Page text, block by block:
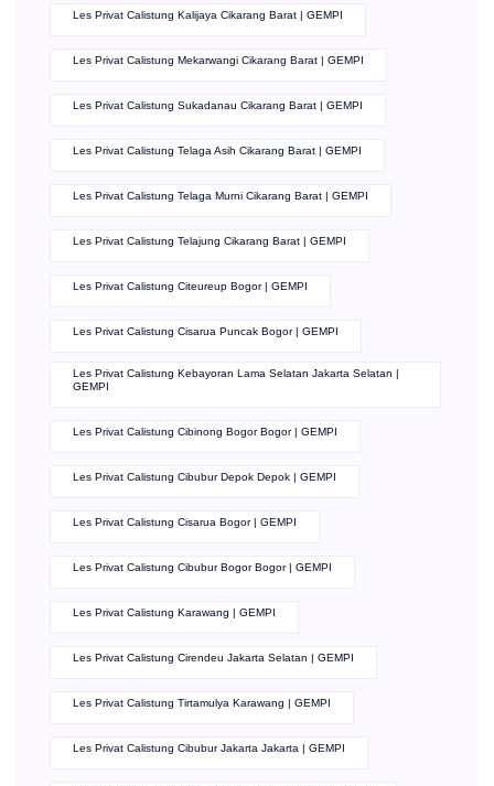
Les Privat Calistung Kalijaya Cikarang Barat | GEMPI
Les Privat Calistung Mekarwangi Cikarang Barat | GEMPI
Les Privat Calistung Sukadanau Cikarang Barat | GEMPI
Les Privat Calistung Telaga Asih Cikarang Barat | GEMPI
Les Privat Calistung Telaga Murni Cikarang Barat | GEMPI
Les Privat Calistung Telajung Cikarang Barat | GEMPI
Les Privat Calistung Citeureup Bogor | GEMPI
Les Privat Calistung Cisarua Puncak Bogor | GEMPI
Les Privat Calistung Kebayoran Lama Selatan Jakarta Selatan |
GEMPI
Les Privat Calistung Cibinong Bogor Bogor | GEMPI
Les Privat Calistung Cibubur Depok Depok | GEMPI
Les Privat Calistung Cisarua Bogor | GEMPI
Les Privat Calistung Cibubur Bogor Bogor | GEMPI
Les Privat Calistung Karawang | GEMPI
Les Privat Calistung Cirendeu Jakarta Selatan | GEMPI
Les Privat Calistung Tirtamulya Karawang | GEMPI
Les Privat Calistung Cibubur Jakarta Jakarta | GEMPI